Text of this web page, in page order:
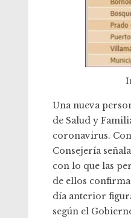
Una nueva
de Salud y
coronavirus.
Consejería
con lo que las
de ellos
día anterior
según el